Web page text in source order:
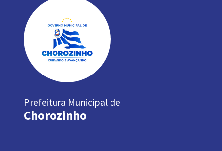
Prefeitura Municipal de
Chorozinho